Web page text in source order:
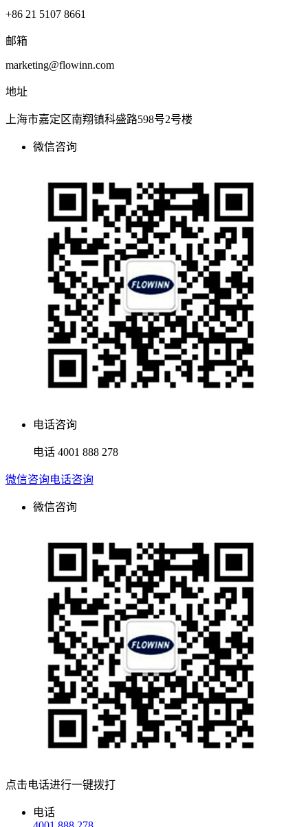
+86 21 5107 8661
邮箱
marketing@flowinn.com
地址
上海市嘉定区南翔镇科盛路598号2号楼
微信咨询
电话咨询
电话 4001 888 278
微信咨询电话咨询
微信咨询
点击电话进行一键拨打
电话